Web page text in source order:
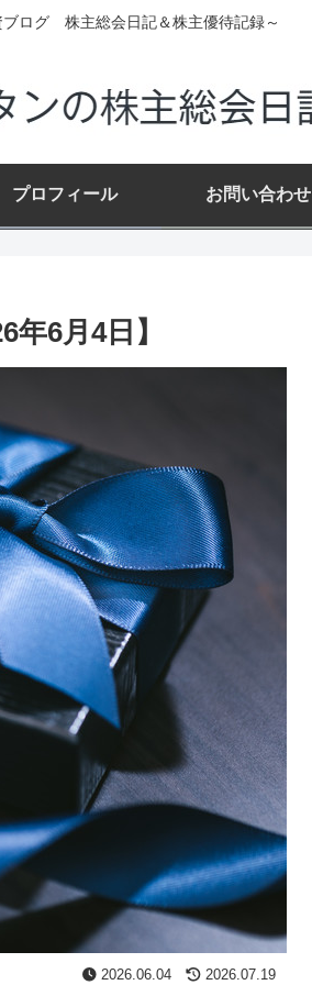
ブログ 株主総会日記＆株主優待記録～
プロフィール お問い合わせ
6月4日】
2026.06.04 2026.07.19